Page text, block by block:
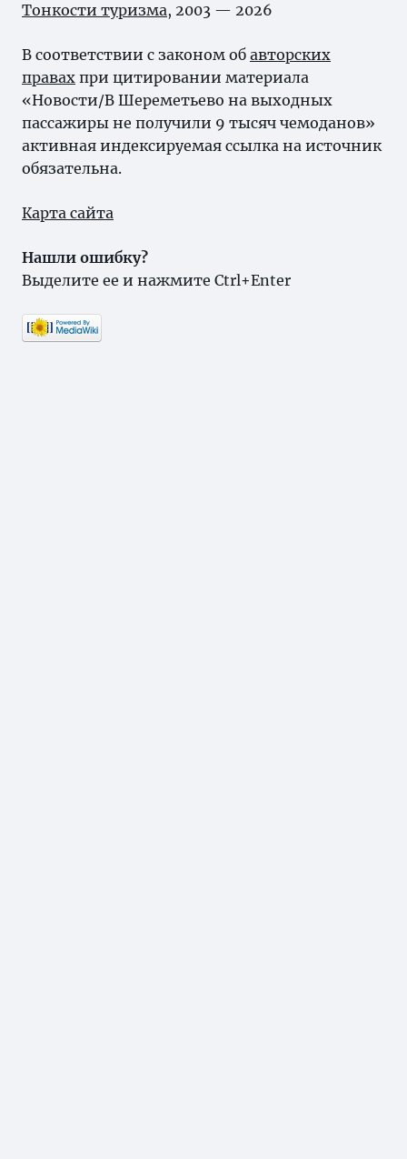
Тонкости туризма, 2003 — 2026
В соответствии с законом об авторских
правах при цитировании материала
«Новости/В Шереметьево на выходных
пассажиры не получили 9 тысяч чемоданов»
активная индексируемая ссылка на источник
обязательна.
Карта сайта
Нашли ошибку?
Выделите ее и нажмите Ctrl+Enter